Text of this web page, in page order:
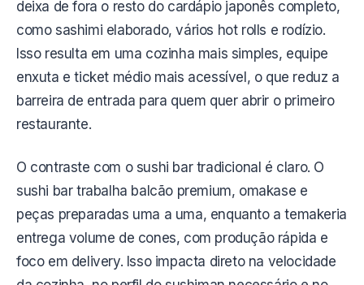
deixa de fora o resto do cardápio japonês completo,
como sashimi elaborado, vários hot rolls e rodízio.
Isso resulta em uma cozinha mais simples, equipe
enxuta e ticket médio mais acessível, o que reduz a
barreira de entrada para quem quer abrir o primeiro
restaurante.
O contraste com o sushi bar tradicional é claro. O
sushi bar trabalha balcão premium, omakase e
peças preparadas uma a uma, enquanto a temakeria
entrega volume de cones, com produção rápida e
foco em delivery. Isso impacta direto na velocidade